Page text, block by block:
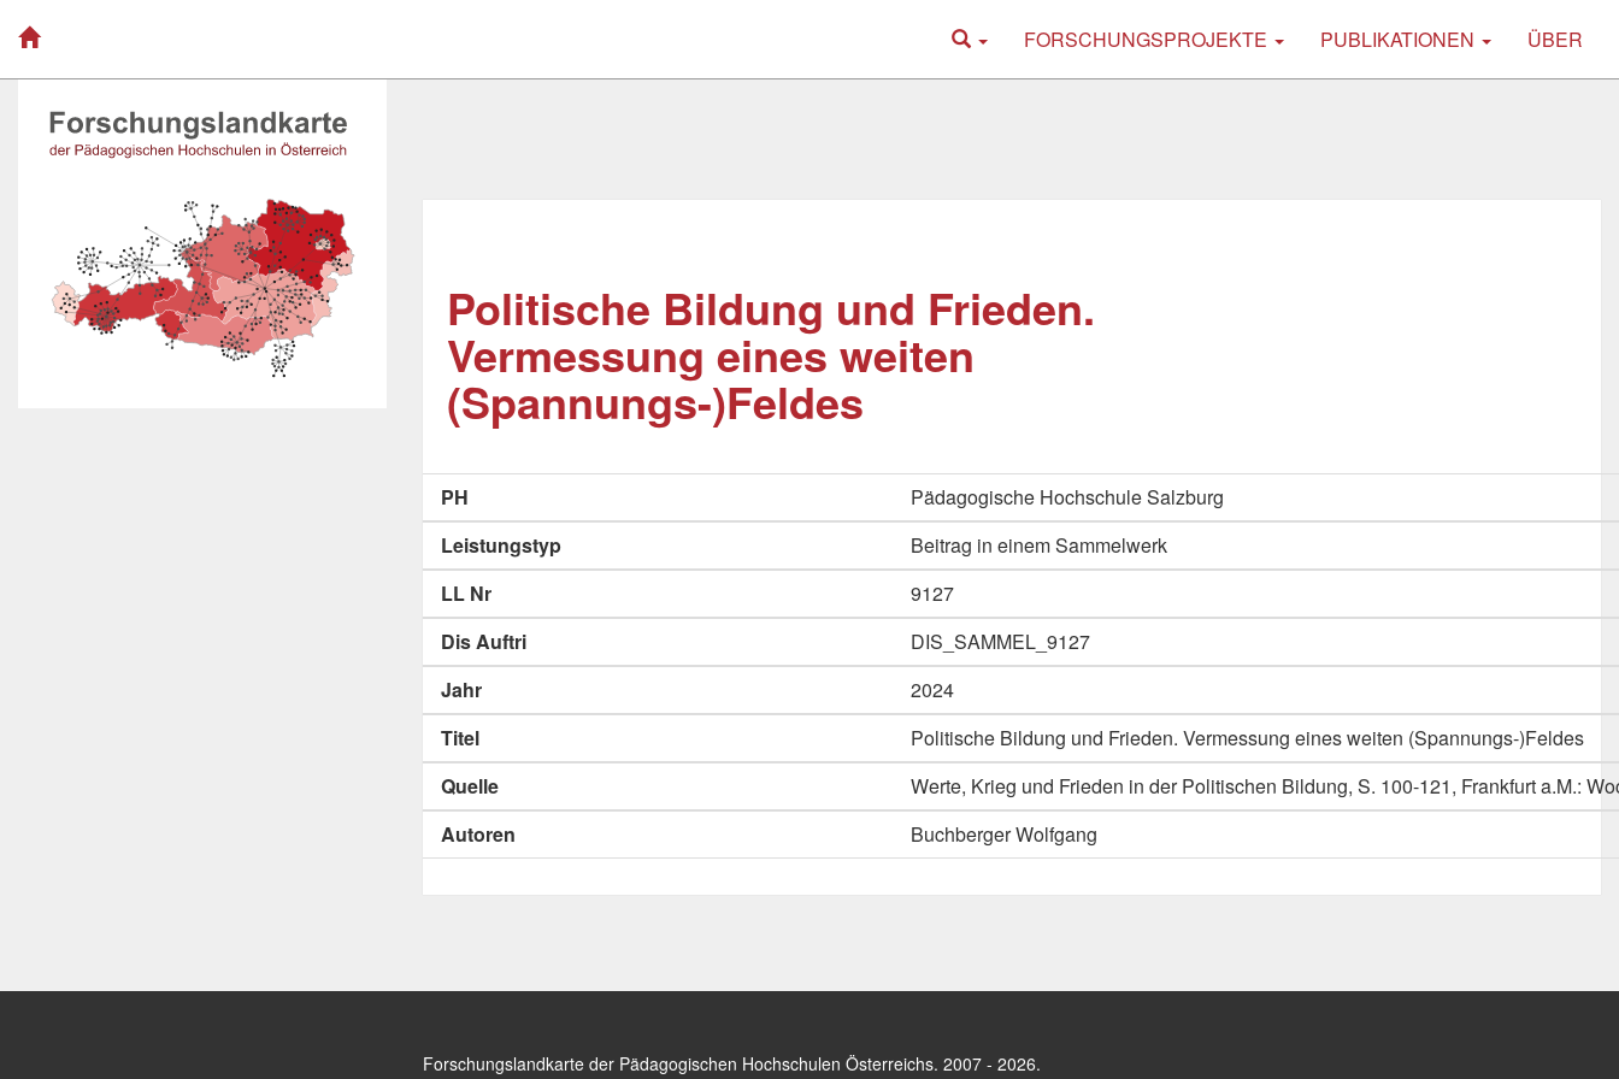
FORSCHUNGSPROJEKTE PUBLIKATIONEN ÜBER
Politische Bildung und Frieden.
Vermessung eines weiten
(Spannungs-)Feldes
PH
Pädagogische Hochschule Salzburg
Leistungstyp
Beitrag in einem Sammelwerk
LL Nr
9127
Dis Auftri
DIS_SAMMEL_9127
Jahr
2024
Titel
Politische Bildung und Frieden. Vermessung eines weiten (Spannungs-)Feldes
Quelle
Werte, Krieg und Frieden in der Politischen Bildung, S. 100-121, Frankfurt a.M.:
Autoren
Buchberger Wolfgang
Forschungslandkarte der Pädagogischen Hochschulen Österreichs. 2007 - 2026.